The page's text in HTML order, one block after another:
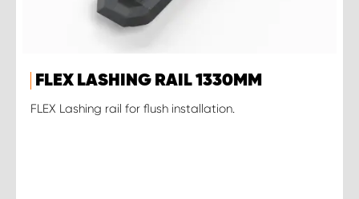
FLEX LASHING RAIL 1330MM
FLEX Lashing rail for flush installation.